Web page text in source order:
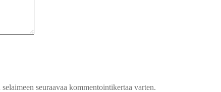
seuraavaa kommentointikertaa varten.